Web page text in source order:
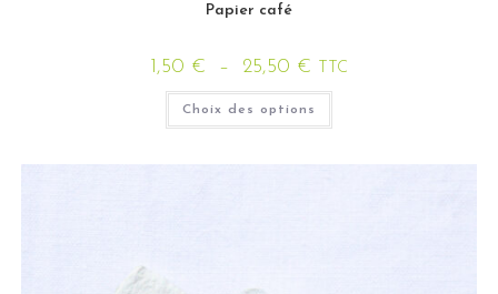
Papier café
1,50 € – 25,50 € TTC
Choix des options